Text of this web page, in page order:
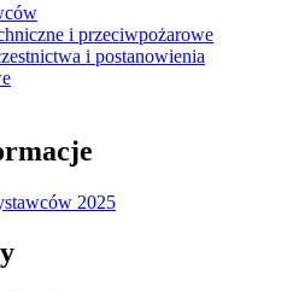
i przeciwpożarowe
i postanowienia
2025